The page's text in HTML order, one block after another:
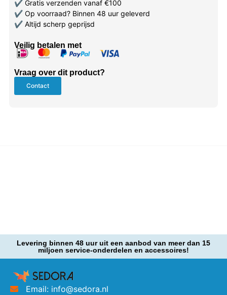
✔Gratis verzenden vanaf €100
✔Op voorraad? Binnen 48 uur geleverd
✔Altijd scherp geprijsd
Veilig betalen met
Vraag over dit product?
Contact
Levering binnen 48 uur uit een aanbod van meer dan 15
miljoen service-onderdelen en accessoires!
Email: info@sedora.nl